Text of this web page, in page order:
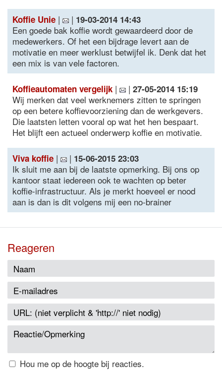
Koffie Unie | | 19-03-2014 14:43
Een goede bak koffie wordt gewaardeerd door de
medewerkers. Of het een bijdrage levert aan de
motivatie en meer werklust betwijfel ik. Denk dat het
een mix is van vele factoren.
Koffieautomaten vergelijk | | 27-05-2014 15:19
Wij merken dat veel werknemers zitten te springen
op een betere koffievoorziening dan de werkgevers.
Die laatsten letten vooral op wat het hen bespaart.
Het blijft een actueel onderwerp koffie en motivatie.
Viva koffie | | 15-06-2015 23:03
Ik sluit me aan bij de laatste opmerking. Bij ons op
kantoor staat iedereen ook te wachten op beter
koffie-infrastructuur. Als je merkt hoeveel er nood
aan is dan is dit volgens mij een no-brainer
Reageren
Hou me op de hoogte bij reacties.